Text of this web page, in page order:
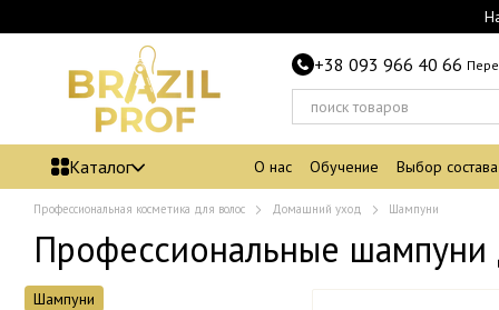
+38 093 966 40 66
Каталог О нас Обучение Выбор состава
Профессиональная косметика для волос Домашний уход Шампуни
Профессиональные шампуни
Шампуни